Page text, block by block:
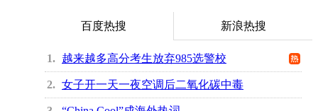
百度热搜 新浪热搜
1 越来越多高分考生放弃985选警校
2 女子开一天一夜空调后二氧化碳中毒